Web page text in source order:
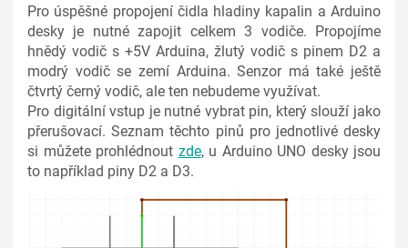
Pro úspěšné propojení čidla hladiny kapalin a Arduino
desky je nutné zapojit celkem 3 vodiče. Propojíme
hnědý vodič s +5V Arduina, žlutý vodič s pinem D2 a
modrý vodič se zemí Arduina. Senzor má také ještě
čtvrtý černý vodič, ale ten nebudeme využívat.
Pro digitální vstup je nutné vybrat pin, který slouží jako
přerušovací. Seznam těchto pinů pro jednotlivé desky
si můžete prohlédnout zde, u Arduino UNO desky jsou
to například piny D2 a D3.